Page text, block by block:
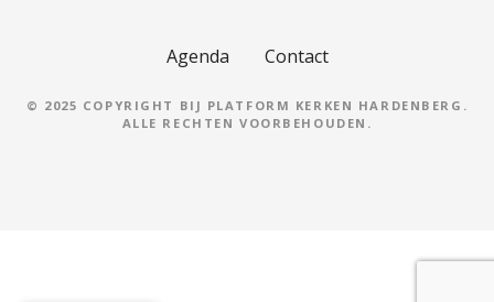
Agenda Contact
© 2025 COPYRIGHT BIJ PLATFORM KERKEN HARDENBERG.
ALLE RECHTEN VOORBEHOUDEN.